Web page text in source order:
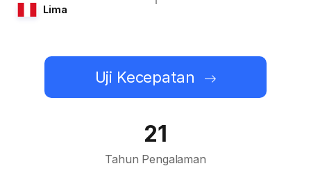
Lima
Uji Kecepatan
21
Tahun Pengalaman